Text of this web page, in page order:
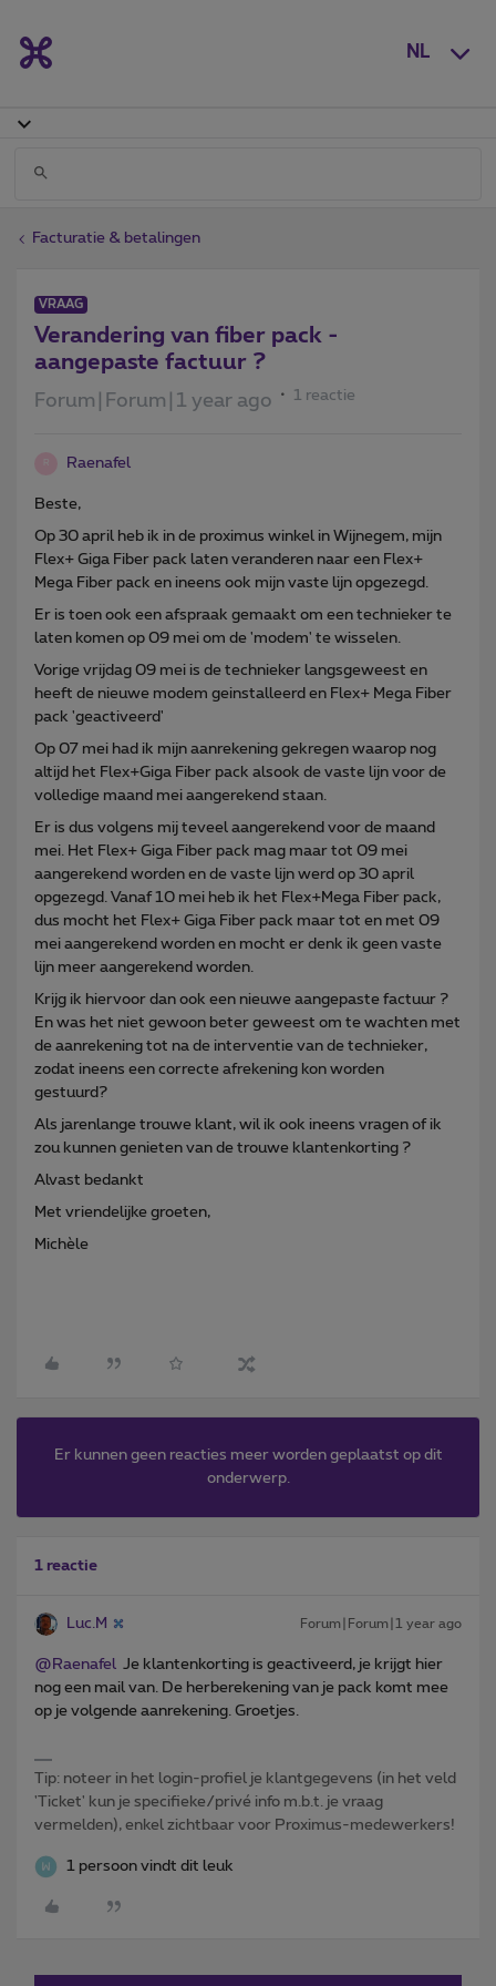
NL
Facturatie & betalingen
VRAAG
Verandering van fiber pack -
aangepaste factuur ?
Forum|Forum|1 year ago 1 reactie
Raenafel
Beste,
Op 30 april heb ik in de proximus winkel in Wijnegem, mijn
Flex+ Giga Fiber pack laten veranderen naar een Flex+
Mega Fiber pack en ineens ook mijn vaste lijn opgezegd.
Er is toen ook een afspraak gemaakt om een technieker te
laten komen op 09 mei om de 'modem' te wisselen.
Vorige vrijdag 09 mei is de technieker langsgeweest en
heeft de nieuwe modem geinstalleerd en Flex+ Mega Fiber
pack 'geactiveerd'
Op 07 mei had ik mijn aanrekening gekregen waarop nog
altijd het Flex+Giga Fiber pack alsook de vaste lijn voor de
volledige maand mei aangerekend staan.
Er is dus volgens mij teveel aangerekend voor de maand
mei. Het Flex+ Giga Fiber pack mag maar tot 09 mei
aangerekend worden en de vaste lijn werd op 30 april
opgezegd. Vanaf 10 mei heb ik het Flex+Mega Fiber pack,
dus mocht het Flex+ Giga Fiber pack maar tot en met 09
mei aangerekend worden en mocht er denk ik geen vaste
lijn meer aangerekend worden.
Krijg ik hiervoor dan ook een nieuwe aangepaste factuur ?
En was het niet gewoon beter geweest om te wachten met
de aanrekening tot na de interventie van de technieker,
zodat ineens een correcte afrekening kon worden
gestuurd?
Als jarenlange trouwe klant, wil ik ook ineens vragen of ik
zou kunnen genieten van de trouwe klantenkorting ?
Alvast bedankt
Met vriendelijke groeten,
Michèle
Er kunnen geen reacties meer worden geplaatst op dit
onderwerp.
1 reactie
Luc.M Forum|Forum|1 year ago
@Raenafel Je klantenkorting is geactiveerd, je krijgt hier
nog een mail van. De herberekening van je pack komt mee
op je volgende aanrekening. Groetjes.
Tip: noteer in het login-profiel je klantgegevens (in het veld
'Ticket' kun je specifieke/privé info m.b.t. je vraag
vermelden), enkel zichtbaar voor Proximus-medewerkers!
1 persoon vindt dit leuk